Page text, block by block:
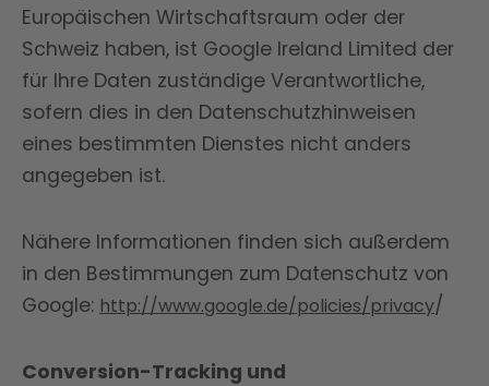
Europäischen Wirtschaftsraum oder der
Schweiz haben, ist Google Ireland Limited der
für Ihre Daten zuständige Verantwortliche,
sofern dies in den Datenschutzhinweisen
eines bestimmten Dienstes nicht anders
angegeben ist.
Nähere Informationen finden sich außerdem
in den Bestimmungen zum Datenschutz von
Google: http://www.google.de/policies/privacy/
Conversion-Tracking und